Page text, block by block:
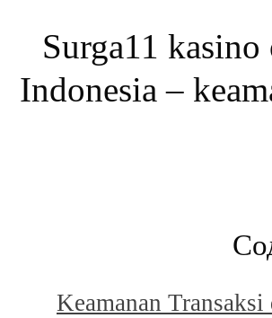
Surga11
Indonesia –
Keamanan Transaksi